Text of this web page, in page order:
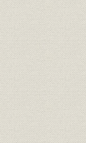
経営
経営;資産
経営
経営